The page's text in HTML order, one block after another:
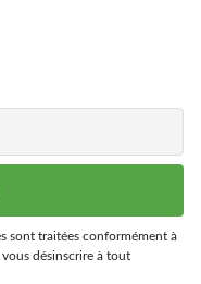
sont traitées conformément à
désinscrire à tout